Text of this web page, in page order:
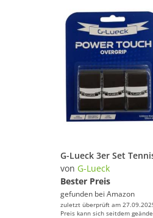
von G-Lueck
Bester Preis
gefunden bei Amazon
zuletzt überprüft am
Preis kann sich seitdem